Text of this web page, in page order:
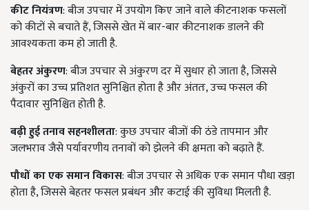
कीट नियंत्रण: बीज उपचार में उपयोग किए जाने वाले कीटनाशक फसलों
को कीटों से बचाते हैं, जिससे खेत में बार-बार कीटनाशक डालने की
आवश्यकता कम हो जाती है.
बेहतर अंकुरण: बीज उपचार से अंकुरण दर में सुधार हो जाता है, जिससे
अंकुरों का उच्च प्रतिशत सुनिश्चित होता है और अंततः, उच्च फसल की
पैदावार सुनिश्चित होती है.
बढ़ी हुई तनाव सहनशीलता: कुछ उपचार बीजों की ठंडे तापमान और
जलभराव जैसे पर्यावरणीय तनावों को झेलने की क्षमता को बढ़ाते हैं.
पौधों का एक समान विकास: बीज उपचार से अधिक एक समान पौधा खड़ा
होता है, जिससे बेहतर फसल प्रबंधन और कटाई की सुविधा मिलती है.